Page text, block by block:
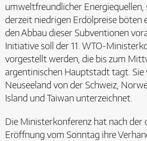
umweltfreundlicher Energiequellen,
derzeit niedrigen Erdölpreise böten
den Abbau dieser Subventionen
Initiative soll der 11. WTO-
vorgestellt werden, die bis zum
argentinischen Hauptstadt tagt. Sie
Neuseeland von der Schweiz,
Island und Taiwan unterzeichnet.
Die Ministerkonferenz hat nach der
Eröffnung vom Sonntag ihre